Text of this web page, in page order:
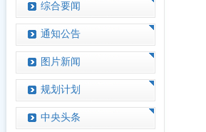
综合要闻
通知公告
图片新闻
规划计划
中央头条